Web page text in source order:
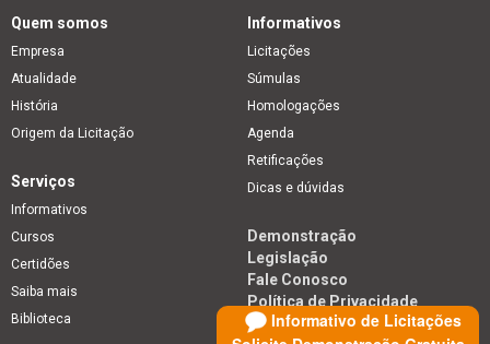
Informativo de Licitações
Quem somos
Empresa
Atualidade
História
Origem da Licitação
Informativos
Licitações
Súmulas
Homologações
Agenda
Retificações
Dicas e dúvidas
Serviços
Informativos
Cursos
Certidões
Saiba mais
Biblioteca
Demonstração
Legislação
Fale Conosco
Política de Privacidade